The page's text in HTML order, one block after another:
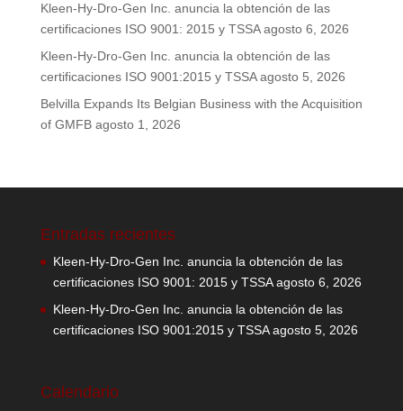
Kleen-Hy-Dro-Gen Inc. anuncia la obtención de las
certificaciones ISO 9001: 2015 y TSSA agosto 6, 2026
Kleen-Hy-Dro-Gen Inc. anuncia la obtención de las
certificaciones ISO 9001:2015 y TSSA agosto 5, 2026
Belvilla Expands Its Belgian Business with the Acquisition
of GMFB agosto 1, 2026
Entradas recientes
Kleen-Hy-Dro-Gen Inc. anuncia la obtención de las
certificaciones ISO 9001: 2015 y TSSA agosto 6, 2026
Kleen-Hy-Dro-Gen Inc. anuncia la obtención de las
certificaciones ISO 9001:2015 y TSSA agosto 5, 2026
Calendario